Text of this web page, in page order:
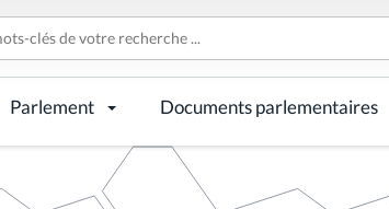
Parlement Documents parlementaires